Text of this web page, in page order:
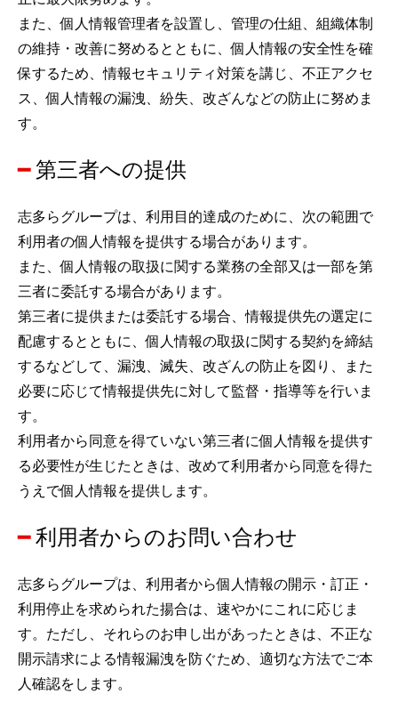
また、個人情報管理者を設置し、管理の仕組、組織体制
の維持・改善に努めるとともに、個人情報の安全性を確
保するため、情報セキュリティ対策を講じ、不正アクセ
ス、個人情報の漏洩、紛失、改ざんなどの防止に努めま
す。
第三者への提供
志多らグループは、利用目的達成のために、次の範囲で
利用者の個人情報を提供する場合があります。
また、個人情報の取扱に関する業務の全部又は一部を第
三者に委託する場合があります。
第三者に提供または委託する場合、情報提供先の選定に
配慮するとともに、個人情報の取扱に関する契約を締結
するなどして、漏洩、滅失、改ざんの防止を図り、また
必要に応じて情報提供先に対して監督・指導等を行いま
す。
利用者から同意を得ていない第三者に個人情報を提供す
る必要性が生じたときは、改めて利用者から同意を得た
うえで個人情報を提供します。
利用者からのお問い合わせ
志多らグループは、利用者から個人情報の開示・訂正・
利用停止を求められた揚合は、速やかにこれに応じま
す。ただし、それらのお申し出があったときは、不正な
開示請求による情報漏洩を防ぐため、適切な方法でご本
人確認をします。